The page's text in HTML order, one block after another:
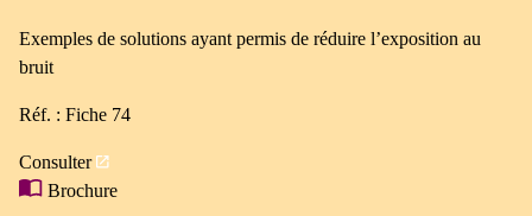
Exemples de solutions ayant permis de réduire l’exposition au
bruit
Réf. : Fiche 74
Consulter
Brochure